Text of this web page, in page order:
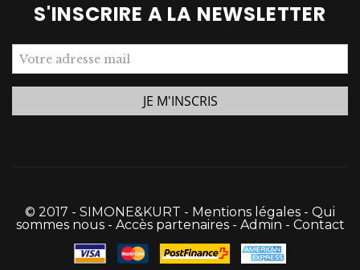
S'INSCRIRE A LA NEWSLETTER
© 2017 - SIMONE&KURT - Mentions légales - Qui
sommes nous- Accès partenaires- Admin - Contact